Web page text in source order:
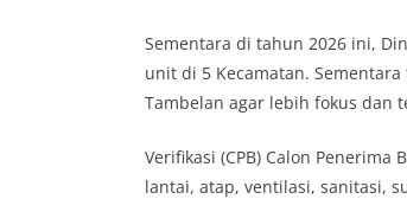
Sementara di tahun 2026 ini,
unit di 5 Kecamatan.
Tambelan agar lebih fokus dan
Verifikasi (CPB) Calon
lantai, atap, ventilasi, sanitasi,